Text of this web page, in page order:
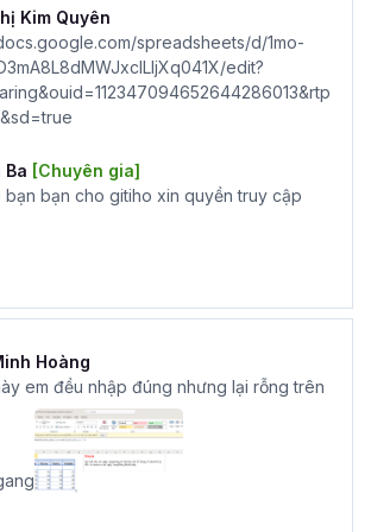
Kim Quyên
spreadsheets/d/1mo-
edit?
Ba [Chuyên gia]
bạn bạn cho gitiho xin quyền truy cập
Hoàng
em đều nhập đúng nhưng lại rỗng trên